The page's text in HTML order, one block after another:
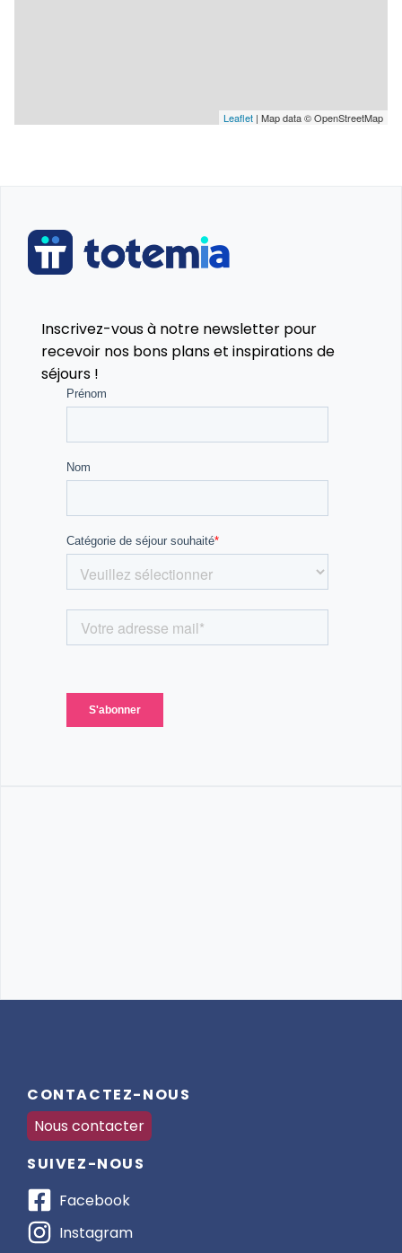
Leaflet | Map data © OpenStreetMap
Inscrivez-vous à notre newsletter pour
recevoir nos bons plans et inspirations de
séjours !
CONTACTEZ-NOUS
Nous contacter
SUIVEZ-NOUS
Facebook
Instagram